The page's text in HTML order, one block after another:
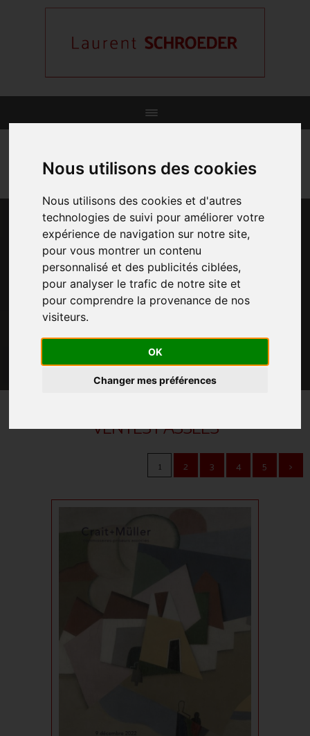
Nous utilisons des cookies
Nous utilisons des cookies et d'autres
technologies de suivi pour améliorer votre
expérience de navigation sur notre site,
pour vous montrer un contenu
personnalisé et des publicités ciblées,
pour analyser le trafic de notre site et
pour comprendre la provenance de nos
visiteurs.
OK
Changer mes préférences
VENTES PASSÉES
1 2 3 4 5 >